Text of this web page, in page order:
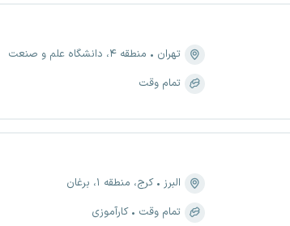
تهران
منطقه ۴، دانشگاه علم و صنعت
تمام وقت
البرز
کرج، منطقه ۱، برغان
تمام وقت
کارآموزی